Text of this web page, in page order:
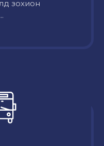
зохион